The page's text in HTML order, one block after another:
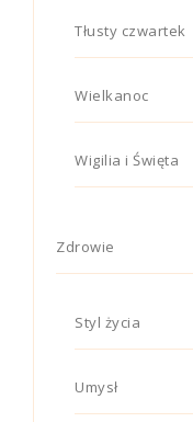
Tłusty czwartek
Wielkanoc
Wigilia i Święta
Zdrowie
Styl życia
Umysł